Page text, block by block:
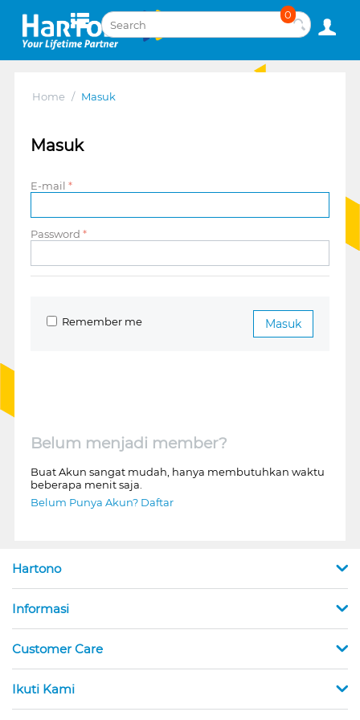
0
Home / Masuk
Masuk
E-mail
Password
Masuk
Remember me
Belum menjadi member?
Buat Akun sangat mudah, hanya membutuhkan waktu
beberapa menit saja.
Belum Punya Akun? Daftar
Hartono
Informasi
Customer Care
Ikuti Kami